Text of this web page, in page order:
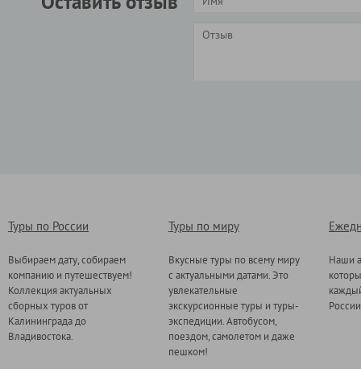
Туры по России
Выбираем дату, собираем
компанию и путешествуем!
Коллекция актуальных
сборных туров от
Калининграда до
Владивостока.
Туры по миру
Вкусные туры по всему миру
с актуальными датами. Это
увлекательные
экскурсионные туры и туры-
экспедиции. Автобусом,
поездом, самолетом и даже
пешком!
Наши